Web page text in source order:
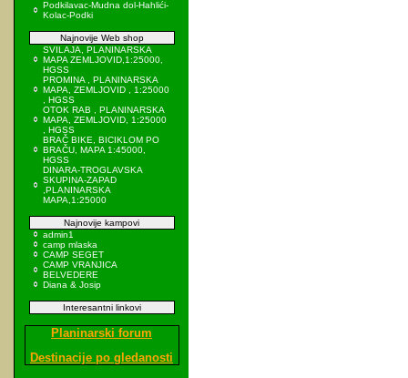
Podkilavac-Mudna dol-Hahlići-
Kolac-Podki
Najnovije Web shop
SVILAJA, PLANINARSKA
MAPA ZEMLJOVID,1:25000,
HGSS
PROMINA , PLANINARSKA
MAPA, ZEMLJOVID , 1:25000
, HGSS
OTOK RAB , PLANINARSKA
MAPA, ZEMLJOVID, 1:25000
, HGSS
BRAČ BIKE, BICIKLOM PO
BRAČU, MAPA 1:45000,
HGSS
DINARA-TROGLAVSKA
SKUPINA-ZAPAD
,PLANINARSKA
MAPA,1:25000
Najnovije kampovi
admin1
camp mlaska
CAMP SEGET
CAMP VRANJICA
BELVEDERE
Diana & Josip
Interesantni linkovi
Planinarski forum
Destinacije po gledanosti